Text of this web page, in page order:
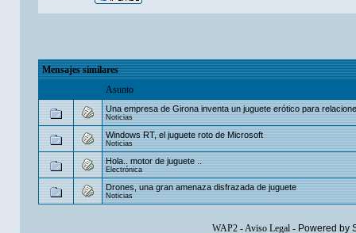
Mensajes similares
Asunto
Una empresa de Girona inventa un juguete erótico para
Noticias
Windows RT, el juguete roto de Microsoft
Noticias
Hola.. motor de juguete ..
Electrónica
Drones, una gran amenaza disfrazada de juguete
Noticias
WAP2-Aviso Legal- Powered by